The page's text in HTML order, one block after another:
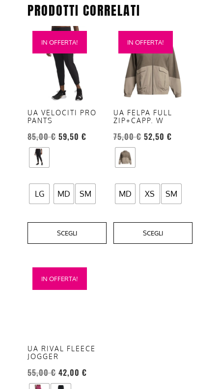
PRODOTTI CORRELATI
IN OFFERTA!
UA VELOCITI PRO
PANTS
85,00€ 59,50 €
LG MD SM
SCEGLI
Questo
prodotto
opzioni
possono
essere
scelte
nella
del
prodotto
IN OFFERTA!
UA FELPA FULL
ZIP+CAPP. W
75,00€ 52,50 €
MD XS SM
SCEGLI
Questo
prodotto
varianti.
opzioni
possono
essere
scelte
nella
del
prodotto
IN OFFERTA!
UA RIVAL FLEECE
JOGGER
55,00€ 42,00 €
Questo
prodotto
opzioni
possono
essere
scelte